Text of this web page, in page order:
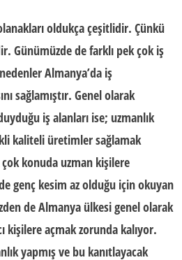
oldukça çeşitlidir. Çünkü
Günümüzde de farklı pek çok iş
Almanya’da iş
sağlamıştır. Genel olarak
iş alanları ise; uzmanlık
kaliteli üretimler sağlamak
konuda uzman kişilere
genç kesim az olduğu için okuyan
de Almanya ülkesi genel olarak
kişilere açmak zorunda kalıyor.
yapmış ve bu kanıtlayacak